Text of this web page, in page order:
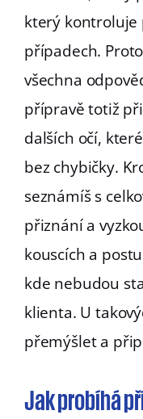
který kontroluje
případech.
všechna
přípravě totiž
dalších očí,
bez chybičky.
seznámíš s
přiznání a
kouscích a
kde nebudou
klienta. U
přemýšlet a
Jak probíhá